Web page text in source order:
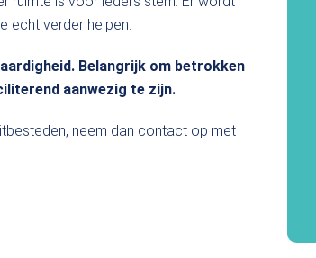
echt verder helpen.
Belangrijk om betrokken
aanwezig te zijn.
neem dan contact op met